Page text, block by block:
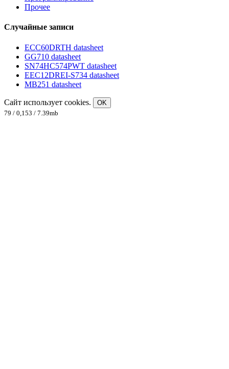
Прочее
Случайные записи
ECC60DRTH datasheet
GG710 datasheet
SN74HC574PWT datasheet
EEC12DREI-S734 datasheet
MB251 datasheet
Сайт использует cookies.
OK
79 / 0,153 / 7.39mb